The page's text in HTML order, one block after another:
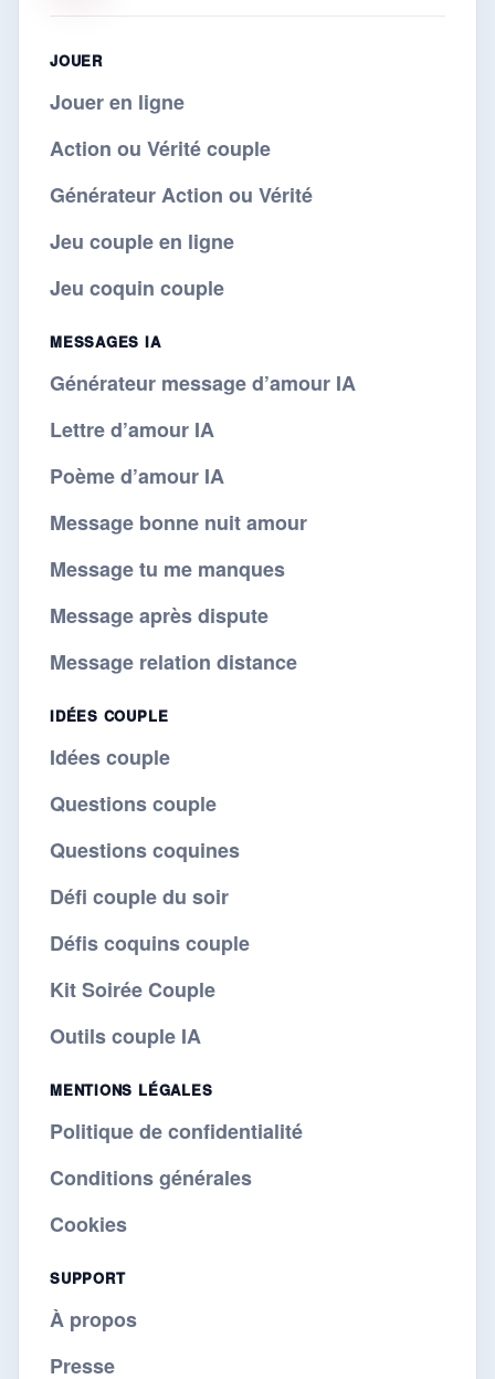
JOUER
Jouer en ligne
Action ou Vérité couple
Générateur Action ou Vérité
Jeu couple en ligne
Jeu coquin couple
MESSAGES IA
Générateur message d’amour IA
Lettre d’amour IA
Poème d’amour IA
Message bonne nuit amour
Message tu me manques
Message après dispute
Message relation distance
IDÉES COUPLE
Idées couple
Questions couple
Questions coquines
Défi couple du soir
Défis coquins couple
Kit Soirée Couple
Outils couple IA
MENTIONS LÉGALES
Politique de confidentialité
Conditions générales
Cookies
SUPPORT
À propos
Presse